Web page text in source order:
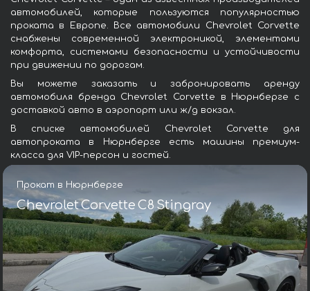
автомобилей, которые пользуются популярностью
проката в Европе. Все автомобили Chevrolet Corvette
снабжены современной электроникой, элементами
комфорта, системами безопасности и устойчивости
при движении по дорогам.
Вы можете заказать и забронировать аренду
автомобиля бренда Chevrolet Corvette в Нюрнберге с
доставкой авто в аэропорт или ж/д вокзал.
В списке автомобилей Chevrolet Corvette для
автопроката в Нюрнберге есть машины премиум-
класса для VIP-персон и гостей.
Прокат в Нюрнберге
Chevrolet Corvette C8 Stingray